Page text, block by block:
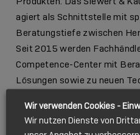
agiert als Schnittstelle mit
Beratungstiefe zwischen
Seit 2015 werden
Competence-Center mit
Lösungen sowie zu neuen
Der Bereich Siewert & Kau
Wir verwenden Cookies -
Wir nutzen Dienste von